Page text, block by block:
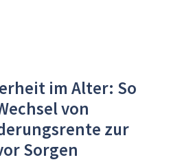
im Alter: So
von
zur
Sorgen